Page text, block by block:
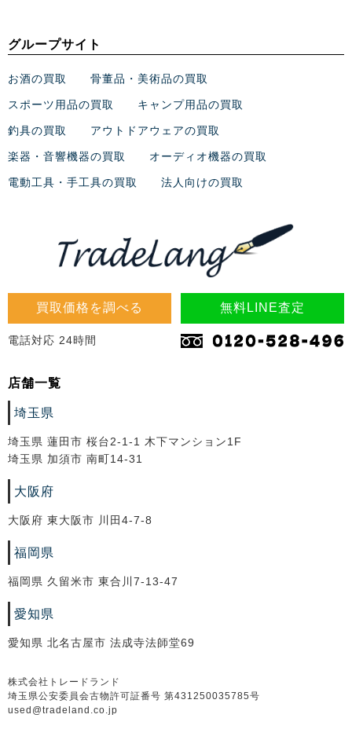
買取価格を調べる 無料LINE査定
電話対応 24時間
店舗一覧
埼玉県
埼玉県 蓮田市 桜台2-1-1 木下マンション1F
埼玉県 加須市 南町14-31
大阪府
大阪府 東大阪市 川田4-7-8
福岡県
福岡県 久留米市 東合川7-13-47
愛知県
愛知県 北名古屋市 法成寺法師堂69
株式会社トレードランド
埼玉県公安委員会古物許可証番号 第431250035785号
used@tradeland.co.jp
グループサイト
お酒の買取 骨董品・美術品の買取
スポーツ用品の買取 キャンプ用品の買取
釣具の買取 アウトドアウェアの買取
楽器・音響機器の買取 オーディオ機器の買取
電動工具・手工具の買取 法人向けの買取